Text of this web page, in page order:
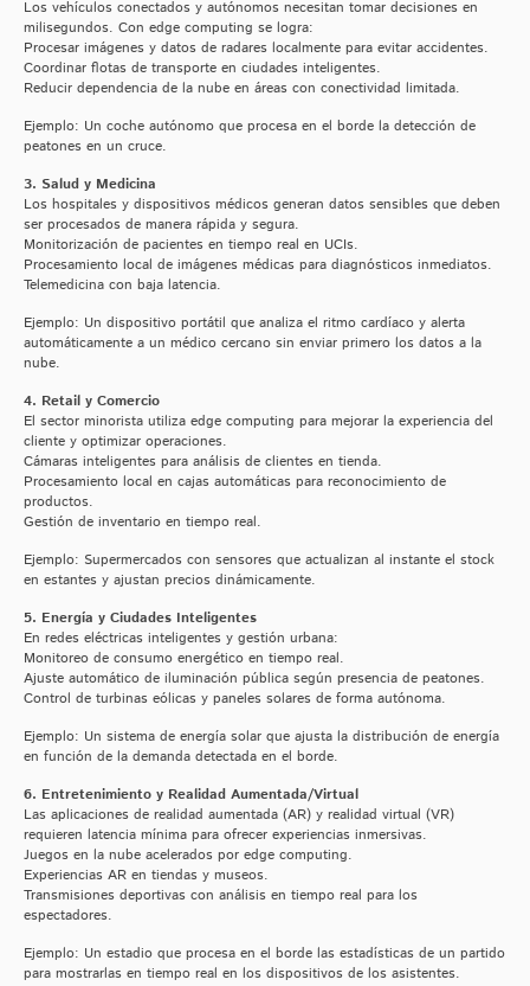
Los vehículos conectados y autónomos necesitan tomar decisiones en
milisegundos. Con edge computing se logra:
Procesar imágenes y datos de radares localmente para evitar accidentes.
Coordinar flotas de transporte en ciudades inteligentes.
Reducir dependencia de la nube en áreas con conectividad limitada.
Ejemplo: Un coche autónomo que procesa en el borde la detección de
peatones en un cruce.
3. Salud y Medicina
Los hospitales y dispositivos médicos generan datos sensibles que deben
ser procesados de manera rápida y segura.
Monitorización de pacientes en tiempo real en UCIs.
Procesamiento local de imágenes médicas para diagnósticos inmediatos.
Telemedicina con baja latencia.
Ejemplo: Un dispositivo portátil que analiza el ritmo cardíaco y alerta
automáticamente a un médico cercano sin enviar primero los datos a la
nube.
4. Retail y Comercio
El sector minorista utiliza edge computing para mejorar la experiencia del
cliente y optimizar operaciones.
Cámaras inteligentes para análisis de clientes en tienda.
Procesamiento local en cajas automáticas para reconocimiento de
productos.
Gestión de inventario en tiempo real.
Ejemplo: Supermercados con sensores que actualizan al instante el stock
en estantes y ajustan precios dinámicamente.
5. Energía y Ciudades Inteligentes
En redes eléctricas inteligentes y gestión urbana:
Monitoreo de consumo energético en tiempo real.
Ajuste automático de iluminación pública según presencia de peatones.
Control de turbinas eólicas y paneles solares de forma autónoma.
Ejemplo: Un sistema de energía solar que ajusta la distribución de energía
en función de la demanda detectada en el borde.
6. Entretenimiento y Realidad Aumentada/Virtual
Las aplicaciones de realidad aumentada (AR) y realidad virtual (VR)
requieren latencia mínima para ofrecer experiencias inmersivas.
Juegos en la nube acelerados por edge computing.
Experiencias AR en tiendas y museos.
Transmisiones deportivas con análisis en tiempo real para los
espectadores.
Ejemplo: Un estadio que procesa en el borde las estadísticas de un partido
para mostrarlas en tiempo real en los dispositivos de los asistentes.